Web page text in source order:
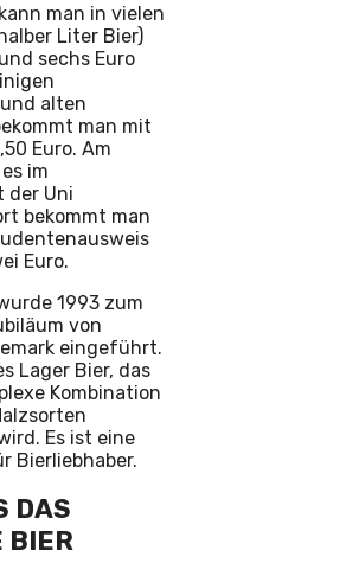
man in vielen
Liter Bier)
sechs Euro
alten
man mit
Euro. Am
im
der Uni
bekommt man
Euro.
1993 zum
von
eingeführt.
Lager Bier, das
Kombination
Es ist eine
Bierliebhaber.
DAS
BIER